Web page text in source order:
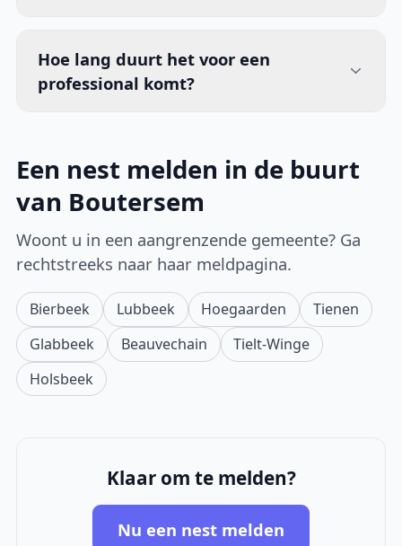
Hoe lang duurt het voor een
professional komt?
Een nest melden in de buurt
van Boutersem
Woont u in een aangrenzende gemeente? Ga
rechtstreeks naar haar meldpagina.
Bierbeek Lubbeek Hoegaarden
Tienen
Glabbeek
Beauvechain
Tielt-Winge
Holsbeek
Klaar om te melden?
Nu een nest melden